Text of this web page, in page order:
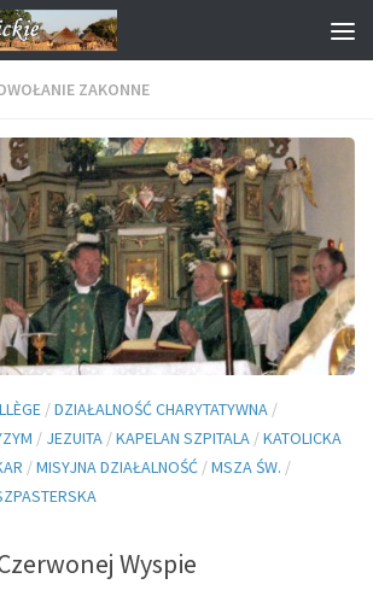
ZAKONNE
/DZIAŁALNOŚĆ CHARYTATYWNA /
/ JEZUITA /KAPELAN SZPITALA /KATOLICKA
/MISYJNA DZIAŁALNOŚĆ /MSZA ŚW. /
Wyspie